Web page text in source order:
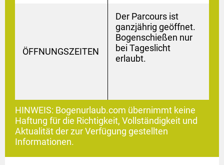
ÖFFNUNGSZEITEN
Der Parcours ist
ganzjährig geöffnet.
Bogenschießen nur
bei Tageslicht
erlaubt.
HINWEIS: Bogenurlaub.com übernimmt keine
Haftung für die Richtigkeit, Vollständigkeit und
Aktualität der zur Verfügung gestellten
Informationen.